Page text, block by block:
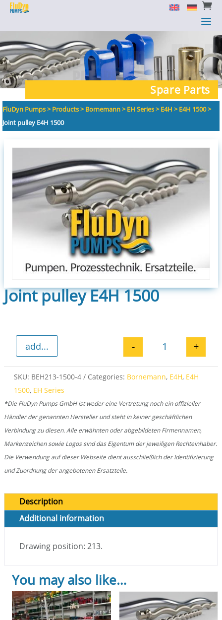

a

a
Spare Parts
FluDyn Pumps>Products>Bornemann>EH Series>E4H >E4H 1500>
Joint pulley E4H 1500
Joint pulley E4H 1500
Joint pulley
- +
add...
SKU: BEH213-1500-4 Categories: Bornemann, E4H, E4H
1500, EH Series
*Die FluDyn Pumps GmbH ist weder eine Vertretung noch ein offizieller
Händler der genannten Hersteller und steht in keiner geschäftlichen
Verbindung zu diesen. Alle erwähnten oder abgebildeten Firmennamen,
Markenzeichen sowie Logos sind das Eigentum der jeweiligen Rechteinhaber.
Die Verwendung auf dieser Webseite dient ausschließlich der Identifizierung
und Zuordnung der angebotenen Ersatzteile.
Description
Additional information
Drawing position: 213.
You may also like…